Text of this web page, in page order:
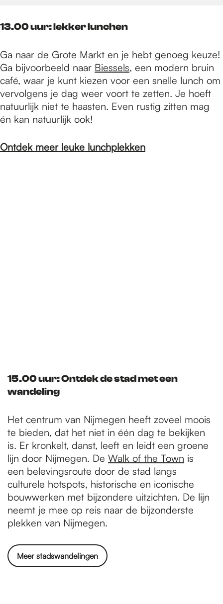
13.00 uur: lekker lunchen
Ga naar de Grote Markt en je hebt genoeg keuze!
Ga bijvoorbeeld naar Biessels, een modern bruin
café, waar je kunt kiezen voor een snelle lunch om
vervolgens je dag weer voort te zetten. Je hoeft
natuurlijk niet te haasten. Even rustig zitten mag
én kan natuurlijk ook!
Ontdek meer leuke lunchplekken
15.00 uur: Ontdek de stad met een
wandeling
Het centrum van Nijmegen heeft zoveel moois
te bieden, dat het niet in één dag te bekijken
is. Er kronkelt, danst, leeft en leidt een groene
lijn door Nijmegen. De Walk of the Town is
een belevingsroute door de stad langs
culturele hotspots, historische en iconische
bouwwerken met bijzondere uitzichten. De lijn
neemt je mee op reis naar de bijzonderste
plekken van Nijmegen.
Meer stadswandelingen